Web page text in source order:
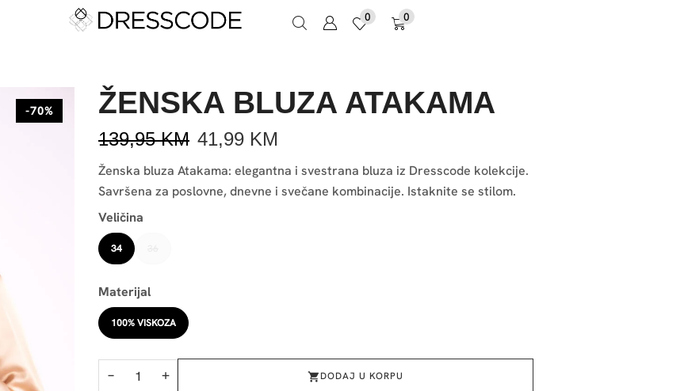
0 0
-70% ŽENSKA BLUZA ATAKAMA
139,95KM 41,99 KM
Ženska bluza Atakama: elegantna i svestrana bluza iz Dresscode kolekcije.
Savršena za poslovne, dnevne i svečane kombinacije. Istaknite se stilom.
Veličina
34
Materijal
100% VISKOZA
− + DODAJ U KORPU